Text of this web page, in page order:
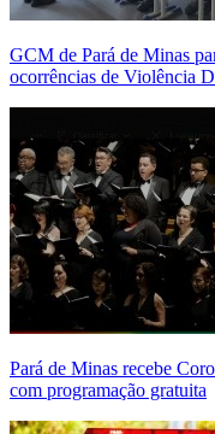
GCM de Pará de Minas
ocorrências de Violência
Pará de Minas recebe
com programação gratuita